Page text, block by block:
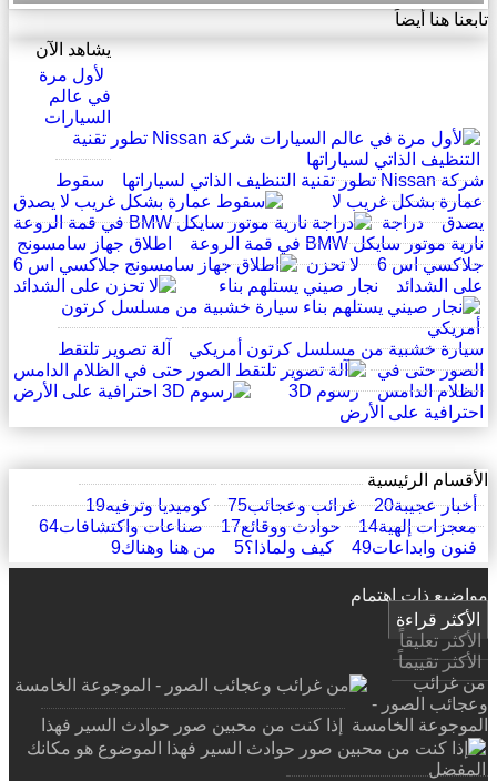
تابعنا هنا أيضاً
يشاهد الآن
لأول مرة
في عالم
السيارات
شركة Nissan تطور تقنية التنظيف الذاتي لسياراتها
سقوط
عمارة بشكل غريب لا
يصدق
دراجة
نارية موتور سايكل BMW في قمة الروعة
اطلاق جهاز سامسونج
جلاكسي اس 6
لا تحزن
على الشدائد
نجار صيني يستلهم بناء
سيارة خشبية من مسلسل كرتون أمريكي
آلة تصوير تلتقط
الصور حتى في
الظلام الدامس
رسوم 3D
احترافية على الأرض
الأقسام الرئيسية
أخبار عجيبة20 غرائب وعجائب75 كوميديا وترفيه19
معجزات إلهية14 حوادث ووقائع17 صناعات واكتشافات64
فنون وابداعات49 كيف ولماذا؟5 من هنا وهناك9
مواضيع ذات اهتمام
الأكثر قراءة
الأكثر تعليقاً
الأكثر تقييماً
من غرائب
وعجائب الصور -
الموجوعة الخامسة
إذا كنت من محبين صور حوادث السير فهذا